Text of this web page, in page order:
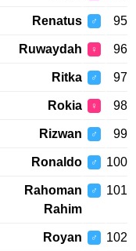
♂
Renatus
♀
Ruwaydah
♂
Ritka
♀
Rokia
♂
Rizwan
♂
Ronaldo
♂
Rahoman
Rahim
♂
Royan